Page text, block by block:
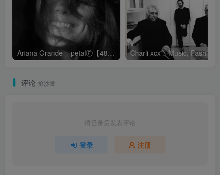
Ariana Grande – petalⒺ【48kHz／24bit】英国区
评论 抢沙发
请登录后发表评论
登录 注册